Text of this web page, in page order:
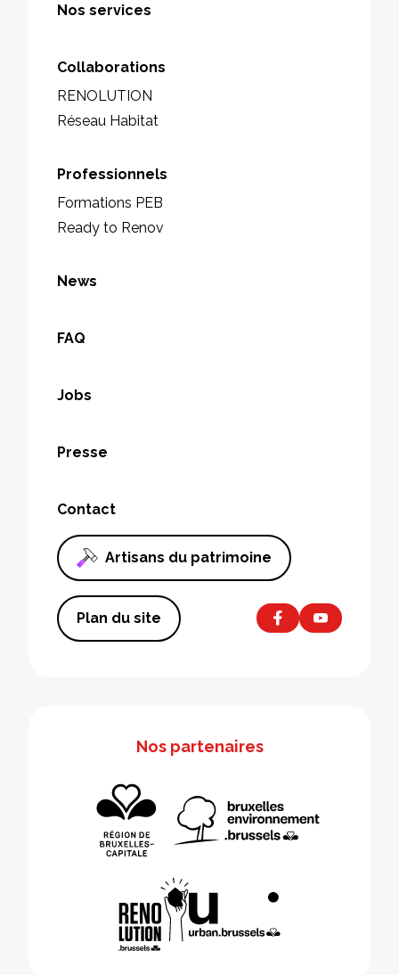
Nos services
Collaborations
RENOLUTION
Réseau Habitat
Professionnels
Formations PEB
Ready to Renov
News
FAQ
Jobs
Presse
Contact
Artisans du patrimoine
Plan du site
Nos partenaires